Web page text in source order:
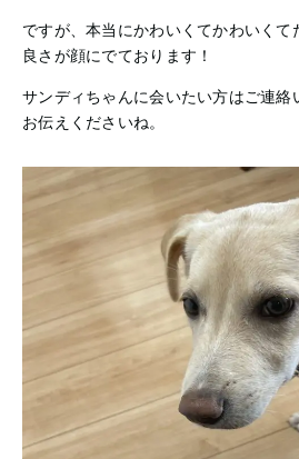
ですが、本当にかわいくてかわいく
良さが顔にでております！
サンディちゃんに会いたい方はご連絡
お伝えくださいね。